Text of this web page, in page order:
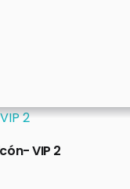
VIP 2